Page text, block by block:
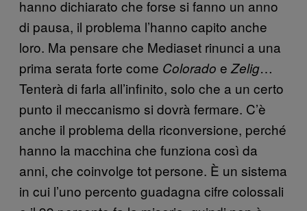
hanno dichiarato che forse si fanno un anno
di pausa, il problema l’hanno capito anche
loro. Ma pensare che Mediaset rinunci a una
prima serata forte come Colorado e Zelig…
Tenterà di farla all’infinito, solo che a un certo
punto il meccanismo si dovrà fermare. C’è
anche il problema della riconversione, perché
hanno la macchina che funziona così da
anni, che coinvolge tot persone. È un sistema
in cui l’uno percento guadagna cifre colossali